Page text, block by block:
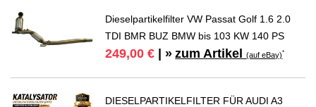
Dieselpartikelfilter VW Passat Golf 1.6 2.0
TDI BMR BUZ BMW bis 103 KW 140 PS
249,00 € | » zum Artikel(auf eBay)*
DIESELPARTIKELFILTER FÜR AUDI A3